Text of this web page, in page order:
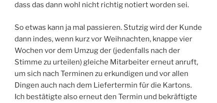
dass das dann wohl nicht richtig notiert worden sei.
So etwas kann ja mal passieren. Stutzig wird der Kunde
dann indes, wenn kurz vor Weihnachten, knappe vier
Wochen vor dem Umzug der (jedenfalls nach der
Stimme zu urteilen) gleiche Mitarbeiter erneut anruft,
um sich nach Terminen zu erkundigen und vor allen
Dingen auch nach dem Liefertermin für die Kartons.
Ich bestätigte also erneut den Termin und bekräftigte